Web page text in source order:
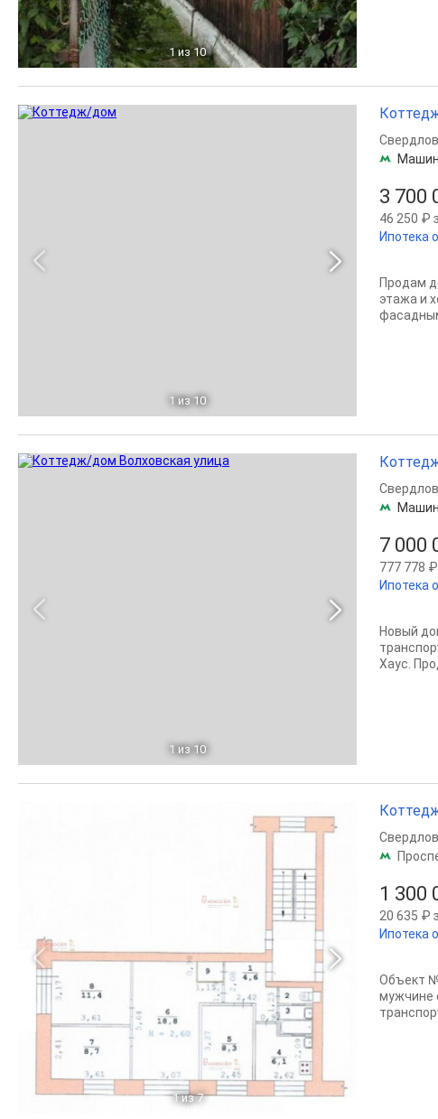
1 из 10
1 из 10
3 700
46 250 ₽
Ипотека
Продам
этажа и
1 из 10
7 000
777 778
Ипотека
Новый
Хаус.
1 из 7
1 300
20 635 ₽
Ипотека
Объект
мужчине